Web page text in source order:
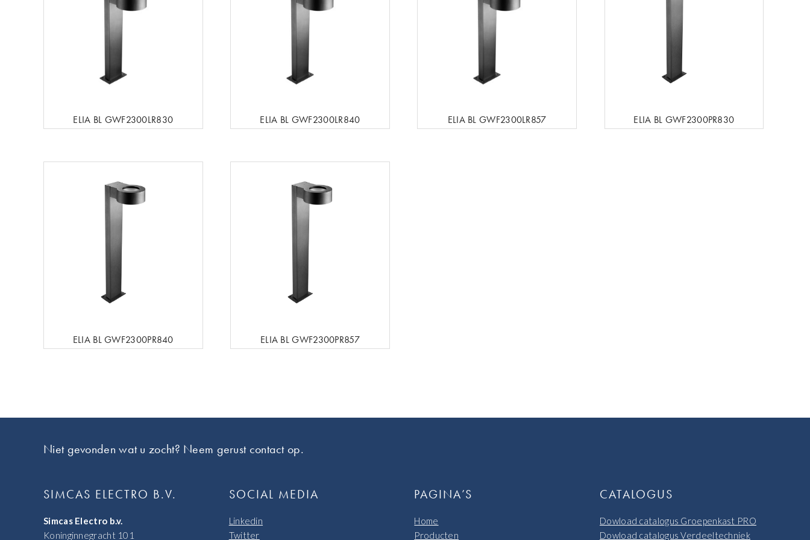
ELIA BL GWF2300LR830 ELIA BL GWF2300LR840 ELIA BL GWF2300LR857 ELIA BL GWF2300PR830
ELIA BL GWF2300PR840 ELIA BL GWF2300PR857
Niet gevonden wat u zocht? Neem gerust contact op.
SIMCAS ELECTRO B.V.
Simcas Electro b.v.
Koninginnegracht 101
SOCIAL MEDIA
Linkedin
Twitter
PAGINA’S
Home
Producten
CATALOGUS
Dowload catalogus Groepenkast PRO
Dowload catalogus Verdeeltechniek